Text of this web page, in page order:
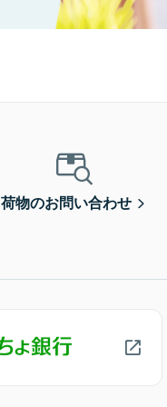
荷物のお問い合わせ